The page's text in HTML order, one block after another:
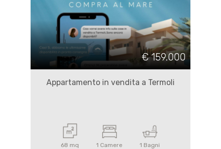
€ 159.000
Appartamento in vendita a Termoli
68 mq 1 Camere 1 Bagni